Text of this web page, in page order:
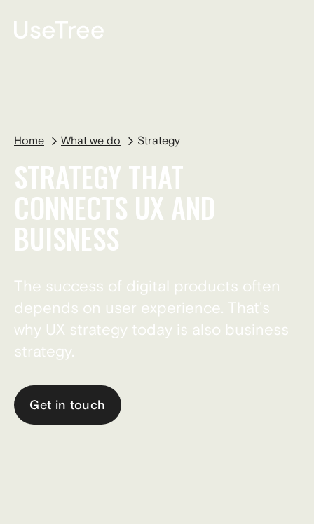
Home What we do Strategy
STRATEGY THAT
CONNECTS UX AND
BUISNESS
The success of digital products often
depends on user experience. That's
why UX strategy today is also business
strategy.
Get in touch